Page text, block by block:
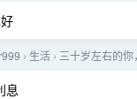
› 生活 › 三十岁左右的你
息